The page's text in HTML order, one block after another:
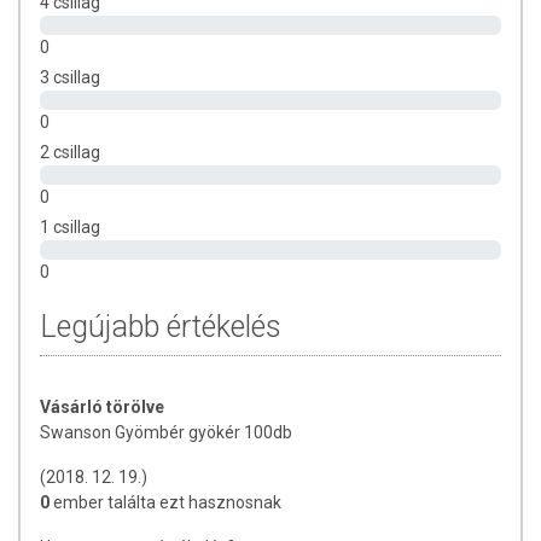
Segíthet stimulálni egyes emésztőenzimeket.
Segíthet pihentetni az gyomrot utazás közben, illetve
terhesség korai szakaszában
OÉTI bejegyzési szám:
A termék nem helyettesíti az vegyes étrendet és az egészséges
életmódot. Az doboz gyermekek elől gondosan elzárva
0
3 csillag
0
2 csillag
0
1 csillag
0
Legújabb értékelés
Vásárló törölve
Swanson Gyömbér gyökér 100db
(2018. 12. 19.)
0ember találta ezt hasznosnak